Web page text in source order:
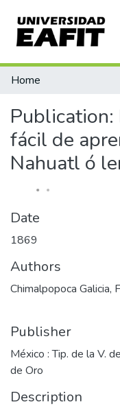
Communities &
Statistics
Home
Publication:
fácil de
Nahuatl ó
Date
1869
Authors
Chimalpopoca
Publisher
México : Tip. de la V.
de Oro
Description